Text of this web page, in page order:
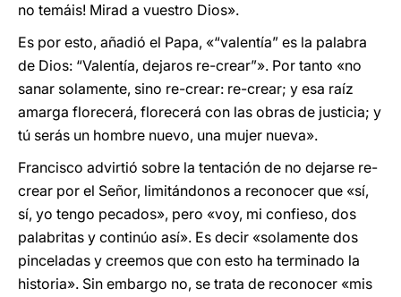
no temáis! Mirad a vuestro Dios».
Es por esto, añadió el Papa, «“valentía” es la palabra
de Dios: “Valentía, dejaros re-crear”». Por tanto «no
sanar solamente, sino re-crear: re-crear; y esa raíz
amarga florecerá, florecerá con las obras de justicia; y
tú serás un hombre nuevo, una mujer nueva».
Francisco advirtió sobre la tentación de no dejarse re-
crear por el Señor, limitándonos a reconocer que «sí,
sí, yo tengo pecados», pero «voy, mi confieso, dos
palabritas y continúo así». Es decir «solamente dos
pinceladas y creemos que con esto ha terminado la
historia». Sin embargo no, se trata de reconocer «mis